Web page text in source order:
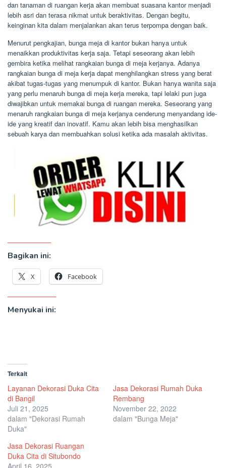
dan tanaman di ruangan kerja akan membuat suasana kantor menjadi
lebih asri dan terasa nikmat untuk beraktivitas. Dengan begitu,
keinginan kita dalam menjalankan akan terus terpompa dengan baik.
Menurut pengkajian, bunga meja di kantor bukan hanya untuk
menaikkan produktivitas kerja saja. Tetapi seseorang akan lebih
gembira ketika melihat rangkaian bunga di meja kerjanya. Adanya
rangkaian bunga di meja kerja dapat menghilangkan stress yang berat
akibat tugas-tugas yang menumpuk di kantor. Bukan hanya wanita saja
yang perlu menaruh bunga di meja kerja mereka, tapi lelaki pun juga
diwajibkan untuk memakai bunga di ruangan mereka. Seseorang yang
menaruh rangkaian bunga di meja kerjanya cenderung menyandang ide-
ide yang kreatif dan inovatif. Kamu akan lebih bisa menghasilkan
sebuah karya dan membuahkan solusi ketika ada masalah aktivitas.
Bagikan ini:
X Facebook
Menyukai ini:
Terkait
Layanan Dekorasi Duka Cita
di Bangil
Juli 21, 2025
dalam "Dekorasi Rumah
Duka"
Jasa Dekorasi Rumah Duka
Rembang
November 22, 2022
dalam "Bunga Meja"
Jasa Dekorasi Ruangan
Duka Cita di Situbondo
April 16, 2025